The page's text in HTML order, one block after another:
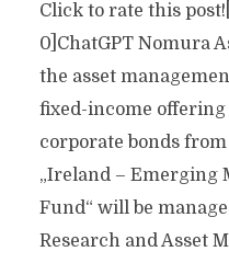
Click to rate this
0]ChatGPT Nomura
the asset
fixed-income
corporate bonds
„Ireland – Emerging
Fund“ will be
Research and Asset